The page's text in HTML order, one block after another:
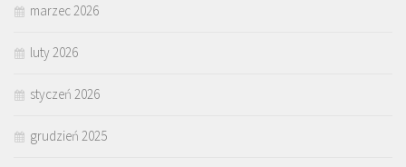
marzec 2026
luty 2026
styczeń 2026
grudzień 2025